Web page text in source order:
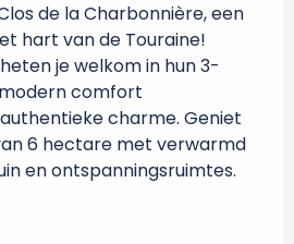
de la Charbonnière, een
hart van de Touraine!
je welkom in hun 3-
comfort
charme. Geniet
6 hectare met verwarmd
en ontspanningsruimtes.